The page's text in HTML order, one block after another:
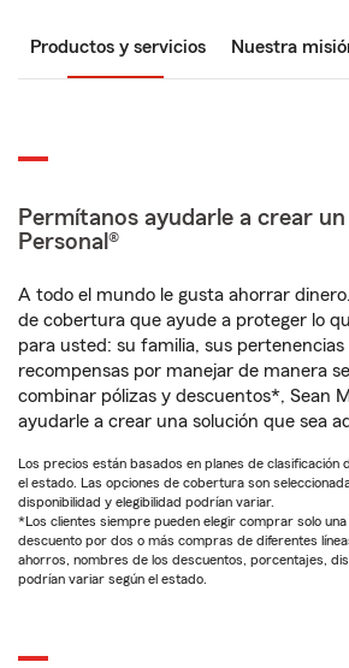
Productos y servicios Nuestra
Permítanos ayudarle a crear
Personal®
A todo el mundo le gusta ahorrar
de cobertura que ayude a proteger lo
para usted: su familia, sus
recompensas por manejar de manera
combinar pólizas y descuentos*, Sean
ayudarle a crear una solución que sea
Los precios están basados en planes de clasificación
el estado. Las opciones de cobertura son
disponibilidad y elegibilidad podrían variar.
*Los clientes siempre pueden elegir comprar solo
descuento por dos o más compras de diferentes
ahorros, nombres de los descuentos, porcentajes,
podrían variar según el estado.